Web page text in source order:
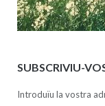
SUBSCRIVIU-
Introduïu la vostra